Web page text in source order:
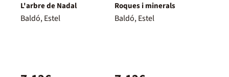
L'arbre de Nadal
Baldó, Estel
Roques i minerals
Baldó, Estel